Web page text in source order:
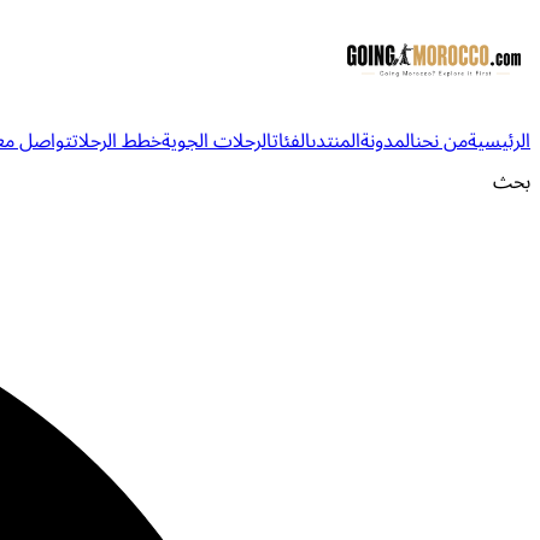
الرئيسيةمن نحنالمدونةالمنتدىالفئاتالرحلات الجويةخطط الرحلاتتواصل
بحث